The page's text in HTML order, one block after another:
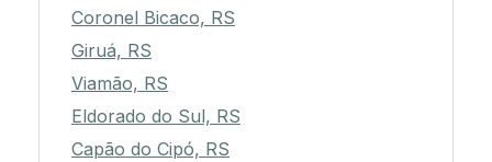
Coronel Bicaco, RS
Giruá, RS
Viamão, RS
Eldorado do Sul, RS
Capão do Cipó, RS